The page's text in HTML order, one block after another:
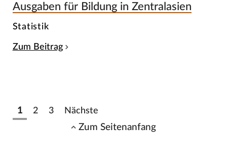
Ausgaben für Bildung in Zentralasien
Statistik
Zum Beitrag
1 2 3 Nächste
Zum Seitenanfang